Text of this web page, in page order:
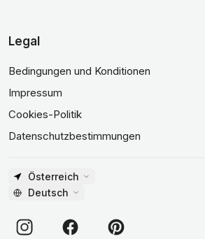
Legal
Bedingungen und Konditionen
Impressum
Cookies-Politik
Datenschutzbestimmungen
Österreich
Deutsch